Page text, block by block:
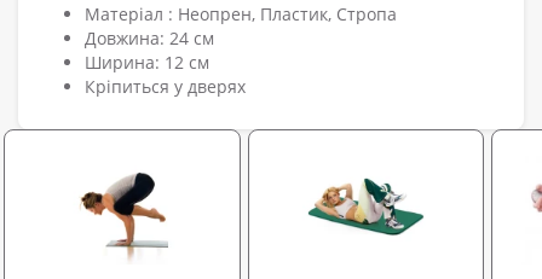
Матеріал : Неопрен, Пластик, Стропа
Довжина: 24 см
Ширина: 12 см
Кріпиться у дверях